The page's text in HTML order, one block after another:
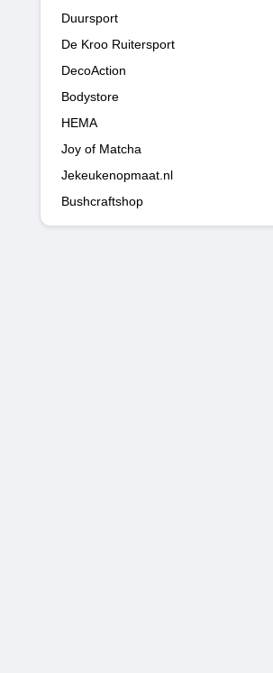
Duursport
De Kroo Ruitersport
DecoAction
Bodystore
HEMA
Joy of Matcha
Jekeukenopmaat.nl
Bushcraftshop